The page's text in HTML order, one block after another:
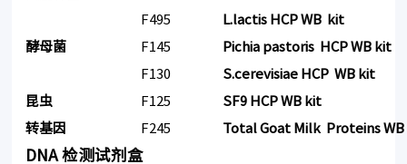
F495
L.lactis HCP WB kit
酵母菌
F145
Pichia pastoris HCP WB kit
F130
S.cerevisiae HCP WB kit
昆虫
F125
SF9 HCP WB kit
转基因
F245 Total Goat Milk Proteins
DNA 检测试剂盒